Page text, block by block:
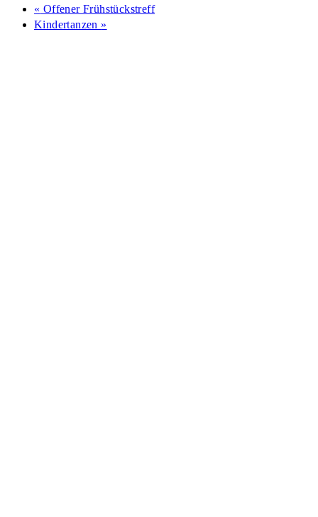
« Offener Frühstückstreff
Kindertanzen »